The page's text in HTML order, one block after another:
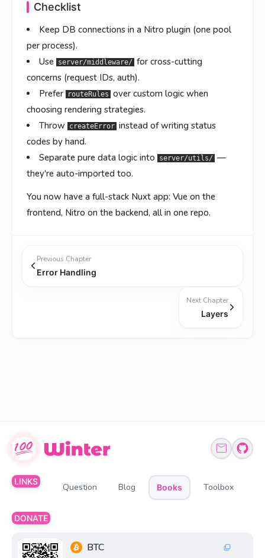
Checklist
Keep DB connections in a Nitro plugin (one pool
per process).
Use server/middleware/ for cross-cutting
concerns (request IDs, auth).
Prefer
routeRules over custom logic when
choosing rendering strategies.
Throw
createError instead of writing status
codes by hand.
Separate pure data logic into
server/utils/ —
they're auto-imported too.
You now have a full-stack Nuxt app: Vue on the
frontend, Nitro on the backend, all in one repo.
Previous Chapter
Error Handling
Next Chapter
Layers
LINKS
Question Blog Books Toolbox
DONATE
BTC